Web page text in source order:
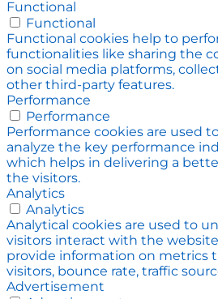
Functional
Functional
Functional cookies help to
functionalities like sharing the
on social media platforms,
other third-party features.
Performance
Performance
Performance cookies are used
analyze the key performance
which helps in delivering a
the visitors.
Analytics
Analytics
Analytical cookies are used to
visitors interact with the
provide information on metrics
visitors, bounce rate, traffic
Advertisement